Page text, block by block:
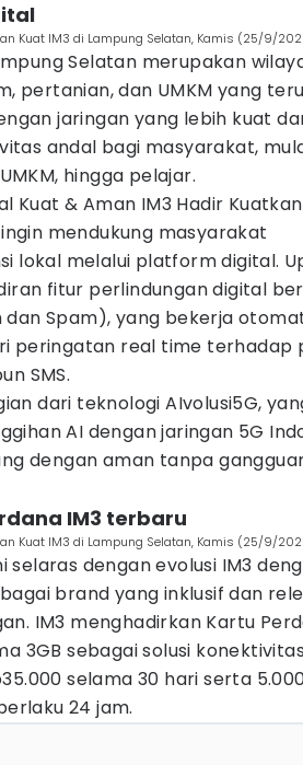
Kuat IM3 di Lampung Selatan, Kamis (25/9/
Selatan merupakan
pertanian, dan UMKM yang
jaringan yang lebih kuat
andal bagi masyarakat,
hingga pelajar.
Kuat & Aman IM3 Hadir
mendukung masyarakat
lokal melalui platform digital.
fitur perlindungan digital
dan Spam), yang bekerja
peringatan real time terhadap
SMS.
dari teknologi AIvolusi5G,
AI dengan jaringan 5G
dengan aman tanpa
IM3 terbaru
Kuat IM3 di Lampung Selatan, Kamis (25/9/
selaras dengan evolusi IM3
brand yang inklusif dan
IM3 menghadirkan Kartu
3GB sebagai solusi
selama 30 hari serta
24 jam.